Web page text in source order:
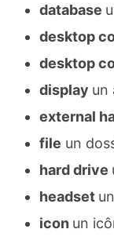
database
desktop
desktop
display un
external
file un
hard drive
headset
icon un